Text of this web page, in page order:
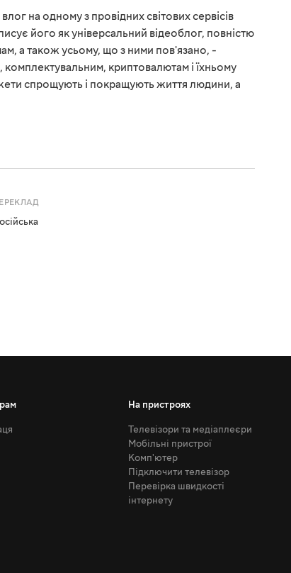
на одному з провідних світових сервісів
його як універсальний відеоблог, повністю
а також усьому, що з ними пов'язано, -
криптовалютам і їхньому
спрощують і покращують життя людини, а
На пристроях
Телевізори та медіаплеєри
Мобільні пристрої
Комп'ютер
Підключити телевізор
Перевірка швидкості
інтернету